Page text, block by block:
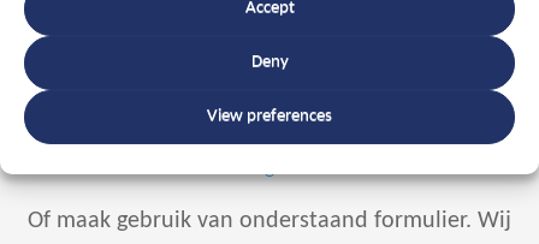
Accept
Deny
View preferences
Spreek een expert
+32 56 49 35 87
Of maak gebruik van onderstaand formulier. Wij